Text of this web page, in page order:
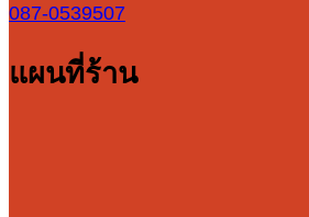
087-0539507
แผนที่ร้าน